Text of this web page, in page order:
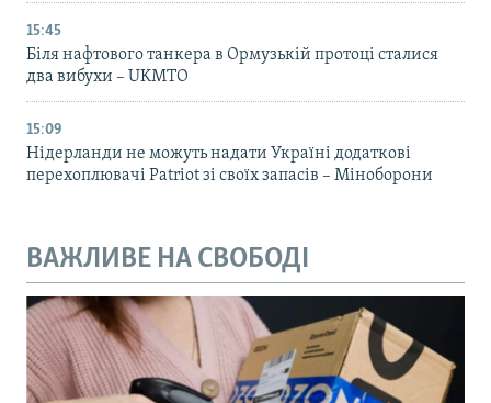
15:45
Біля нафтового танкера в Ормузькій протоці сталися
два вибухи – UKMTO
15:09
Нідерланди не можуть надати Україні додаткові
перехоплювачі Patriot зі своїх запасів – Міноборони
ВАЖЛИВЕ НА СВОБОДІ